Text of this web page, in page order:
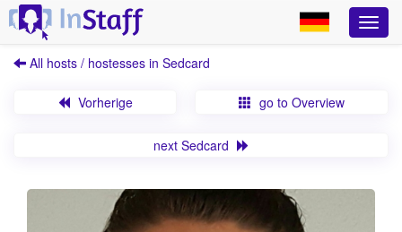
All hosts / hostesses in Sedcard
Vorherige go to Overview
next Sedcard